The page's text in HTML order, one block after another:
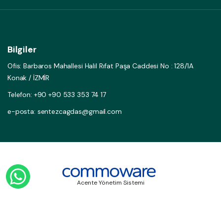
Bilgiler
Ofis: Barbaros Mahallesi Halil Rıfat Paşa Caddesi No : 128/1A
Konak / İZMİR
Telefon: +90 +90 533 353 74 17
e-posta: sentezcagdas@gmail.com
Acente Yönetim Sistemi